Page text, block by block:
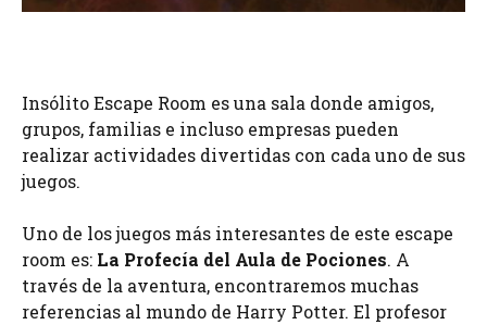
Insólito Escape Room es una sala donde amigos,
grupos, familias e incluso empresas pueden
realizar actividades divertidas con cada uno de sus
juegos.
Uno de los juegos más interesantes de este escape
room es: La Profecía del Aula de Pociones. A
través de la aventura, encontraremos muchas
referencias al mundo de Harry Potter. El profesor